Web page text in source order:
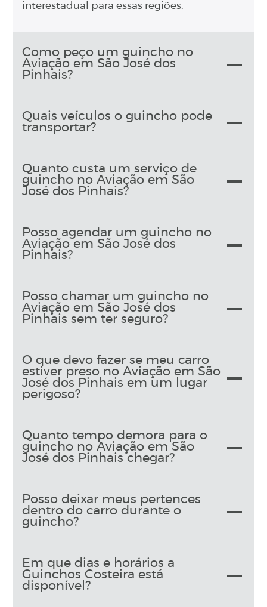
interestadual para essas regiões.
Como peço um guincho no
Aviação em São José dos
Pinhais?
Quais veículos o guincho pode
transportar?
Quanto custa um serviço de
guincho no Aviação em São
José dos Pinhais?
Posso agendar um guincho no
Aviação em São José dos
Pinhais?
Posso chamar um guincho no
Aviação em São José dos
Pinhais sem ter seguro?
O que devo fazer se meu carro
estiver preso no Aviação em São
José dos Pinhais em um lugar
perigoso?
Quanto tempo demora para o
guincho no Aviação em São
José dos Pinhais chegar?
Posso deixar meus pertences
dentro do carro durante o
guincho?
Em que dias e horários a
Guinchos Costeira está
disponível?